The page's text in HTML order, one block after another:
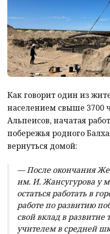
Как говорит один из
населением свыше 3700
Альпеисов, начатая
побережья родного
вернуться домой:
— После окончания
им. И. Жансугурова у
остаться работать в
работе по развитию
свой вклад в
учителем в средней